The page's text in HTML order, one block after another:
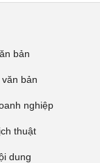
bản
bản
nghiệp
thuật
dung